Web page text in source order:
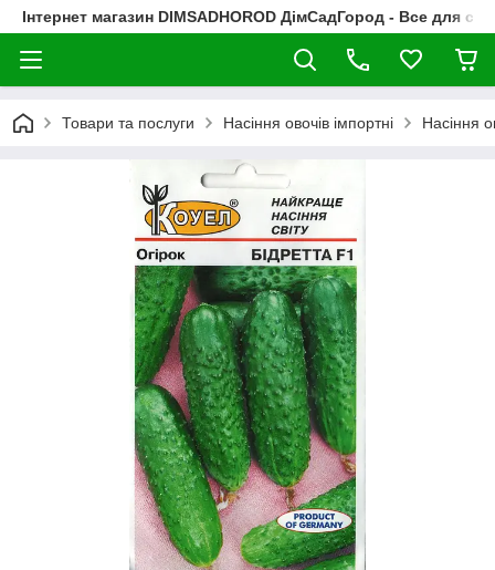
Інтернет магазин DIMSADHOROD ДімСадГород - Все для
Товари та послуги Насіння овочів імпортні Насіння